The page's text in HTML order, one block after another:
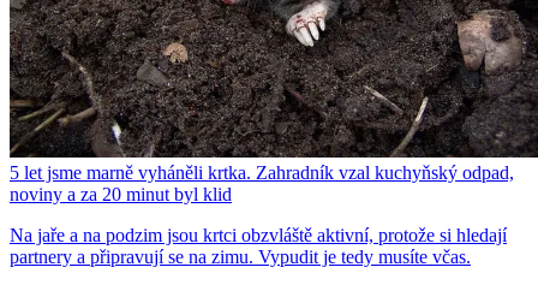
5 let jsme marně vyháněli krtka. Zahradník vzal kuchyňský odpad,
noviny a za 20 minut byl klid
Na jaře a na podzim jsou krtci obzvláště aktivní, protože si hledají
partnery a připravují se na zimu. Vypudit je tedy musíte včas.